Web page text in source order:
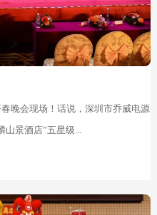
晚会现场！话说，深圳市乔威电源
景酒店”五星级...